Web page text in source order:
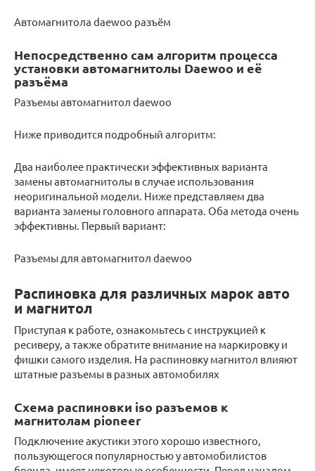
Автомагнитола daewoo разъём
Непосредственно сам алгоритм процесса
установки автомагнитолы Daewoo и её
разъёма
Разъемы автомагнитол daewoo
Ниже приводится подробный алгоритм:
Два наиболее практически эффективных варианта
замены автомагнитолы в случае использования
неоригинальной модели. Ниже представляем два
варианта замены головного аппарата. Оба метода очень
эффективны. Первый вариант:
Разъемы для автомагнитол daewoo
Распиновка для различных марок авто
и магнитол
Приступая к работе, ознакомьтесь с инструкцией к
ресиверу, а также обратите внимание на маркировку и
фишки самого изделия. На распиновку магнитол влияют
штатные разъемы в разных автомобилях
Схема распиновки iso разъемов к
магнитолам pioneer
Подключение акустики этого хорошо известного,
пользующегося популярностью у автомобилистов